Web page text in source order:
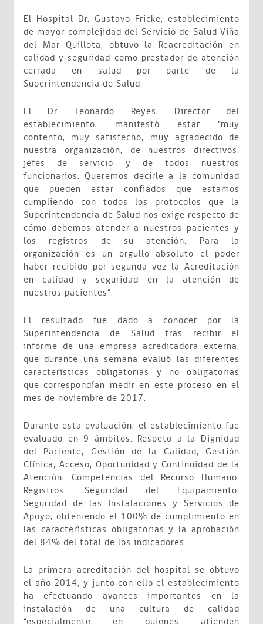
El Hospital Dr. Gustavo Fricke, establecimiento
de mayor complejidad del Servicio de Salud Viña
del Mar Quillota, obtuvo la Reacreditación en
calidad y seguridad como prestador de atención
cerrada en salud por parte de la
Superintendencia de Salud.
El Dr. Leonardo Reyes, Director del
establecimiento, manifestó estar “muy
contento, muy satisfecho, muy agradecido de
nuestra organización, de nuestros directivos,
jefes de servicio y de todos nuestros
funcionarios. Queremos decirle a la comunidad
que pueden estar confiados que estamos
cumpliendo con todos los protocolos que la
Superintendencia de Salud nos exige respecto de
cómo debemos atender a nuestros pacientes y
los registros de su atención. Para la
organización es un orgullo absoluto el poder
haber recibido por segunda vez la Acreditación
en calidad y seguridad en la atención de
nuestros pacientes”.
El resultado fue dado a conocer por la
Superintendencia de Salud tras recibir el
informe de una empresa acreditadora externa,
que durante una semana evaluó las diferentes
características obligatorias y no obligatorias
que correspondían medir en este proceso en el
mes de noviembre de 2017.
Durante esta evaluación, el establecimiento fue
evaluado en 9 ámbitos: Respeto a la Dignidad
del Paciente, Gestión de la Calidad; Gestión
Clínica; Acceso, Oportunidad y Continuidad de la
Atención; Competencias del Recurso Humano;
Registros; Seguridad del Equipamiento;
Seguridad de las Instalaciones y Servicios de
Apoyo, obteniendo el 100% de cumplimiento en
las características obligatorias y la aprobación
del 84% del total de los indicadores.
La primera acreditación del hospital se obtuvo
el año 2014, y junto con ello el establecimiento
ha efectuando avances importantes en la
instalación de una cultura de calidad